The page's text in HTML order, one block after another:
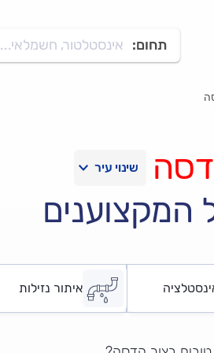
תחום: אינסטלטור, חשמלאי...
המקצוענים
איתור נזילות